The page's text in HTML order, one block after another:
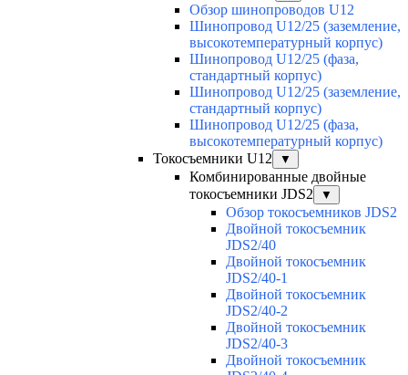
Обзор шинопроводов U12
Шинопровод U12/25 (заземление,
высокотемпературный корпус)
Шинопровод U12/25 (фаза,
стандартный корпус)
Шинопровод U12/25 (заземление,
стандартный корпус)
Шинопровод U12/25 (фаза,
высокотемпературный корпус)
Токосъемники U12
▼
Комбинированные двойные
токосъемники JDS2
▼
Обзор токосъемников JDS2
Двойной токосъемник
JDS2/40
Двойной токосъемник
JDS2/40-1
Двойной токосъемник
JDS2/40-2
Двойной токосъемник
JDS2/40-3
Двойной токосъемник